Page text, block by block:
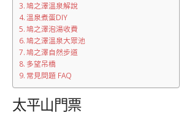
鳩之澤溫泉解說
溫泉煮蛋DIY
鳩之澤泡湯收費
鳩之澤溫泉大眾池
鳩之澤自然步道
多望吊橋
常見問題 FAQ
太平山門票